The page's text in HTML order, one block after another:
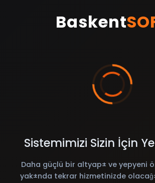
Baskent
Sistemimizi Sizin İçin
Daha güçlü bir altyap± ve yepyeni
yak±nda tekrar hizmetinizde